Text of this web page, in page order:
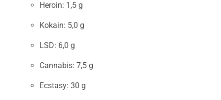
Heroin: 1,5 g
Kokain: 5,0 g
LSD: 6,0 g
Cannabis: 7,5 g
Ecstasy: 30 g